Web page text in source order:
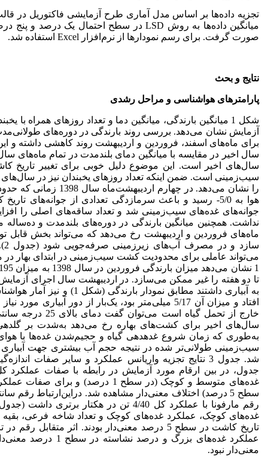
تجزیه داده‌ها بر اساس مدل آماری طرح آزمایشی فاکتوریل در
صورت گرفت. برای رسم نمودارها از نرم‌افزار Excel استفاده شد.
نتایج و بحث
پارامترهای هواشناسی و مراحل رشدی
سال اخیر در مقایسه با میانگین دمای بلندمدت در تمام ماه‌های
سال‌های اخیر است. این موضوع دلیل خوبی برای تغییر
سیب‌زمینی است. ضمن اینکه تعداد روزهای یخبندان نیز در
را نشان می‌دهد. در چهارم
هوا به 5/0- رسید و باعث سرمازدگی تعدادی از جوانه‌های
جوانه‌های غده‌های سیب‌زمینی شد و تعداد ساقه‌های اصلی را
نداشت. همچنین میانگین بارندگی در دوره‌های بلندمدت و
ماه‌های فروردین و اردیبهشت رخ می‌دهد که می‌تواند بخش قابل‌
می‌تواند عاملی برای محدودیت کشت سیب‌زمینی در ابتدای بهار در
به آبیاری داشتند مطابق
افتاد و میزان آن 5/17 میلی‌متر بود، یک‌بار از دور
خارج از تحمل گیاه
به‌طوری که زمان شروع غده­دهی گیاه و حجیم‌شدن غده‌ها با
سیب‌زمینی طولانی‌تر شده در نتیجه حجم آب بیشتری جهت
شد. جدول 3 نتایج تجزیه واریانس عملکرد و سایر صفات
جدول، در بین ارقام مورد آزمایش در رابطه ‌با صفات عملکرد
غده‌های متوسط و کوچک (در سطح 1
غده‌های کوچک، عملکرد غده‌های کوچک و تعداد شاخه فرعی،
تاریخ کاشت در سطح 5 درصد معنی‌دار بودند. اثر
عملکرد غده‌های بزرگ
معنی‌دار نبود.